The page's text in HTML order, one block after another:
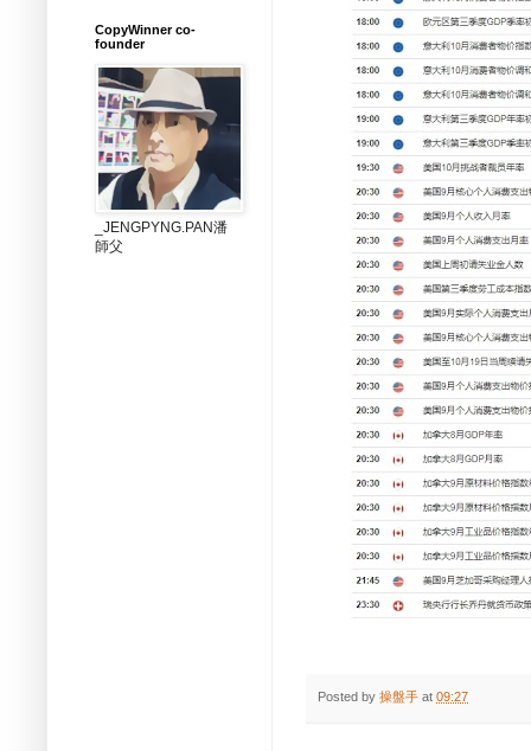
Posted by 操盤手 at 09:27
CopyWinner co-
founder
_JENGPYNG.PAN潘
師父